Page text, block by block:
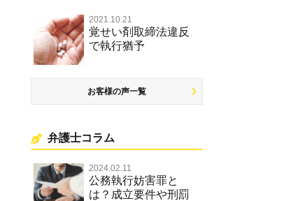
2021.10.21
覚せい剤取締法違反
で執行猶予
お客様の声一覧
弁護士コラム
2024.02.11
公務執行妨害罪と
は？成立要件や刑罰